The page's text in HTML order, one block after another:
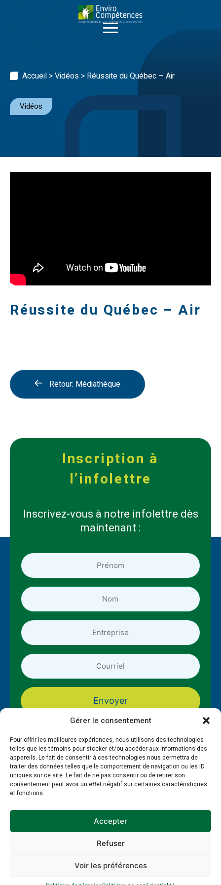
Gérer le consentement
Pour offrir les meilleures expériences, nous utilisons des technologies
telles que les témoins pour stocker et/ou accéder aux informations des
appareils. Le fait de consentir à ces technologies nous permettra de
traiter des données telles que le comportement de navigation ou les ID
uniques sur ce site. Le fait de ne pas consentir ou de retirer son
consentement peut avoir un effet négatif sur certaines caractéristiques
et fonctions.
Accepter
Refuser
Voir les préférences
Accueil >Vidéos > Réussite du Québec – Air
Vidéos
Réussite du Québec – Air
Retour: Médiathèque
Inscription à
l’infolettre
Inscrivez-vous à notre infolettre dès
maintenant :
Prénom
*
*
Nom
*
*
Entreprise
Adresse
courriel
*
À propos
Politique de témoinsPolitique de confidentialité
Factory etMy Little Big Web